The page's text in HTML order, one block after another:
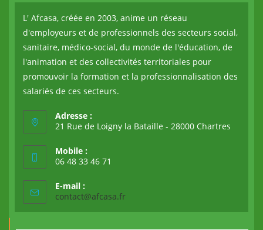
L' Afcasa, créée en 2003, anime un réseau
d'employeurs et de professionnels des secteurs social,
sanitaire, médico-social, du monde de l'éducation, de
l'animation et des collectivités territoriales pour
promouvoir la formation et la professionnalisation des
salariés de ces secteurs.
Adresse :
21 Rue de Loigny la Bataille - 28000 Chartres
Mobile :
06 48 33 46 71
E-mail :
contact@afcasa.fr